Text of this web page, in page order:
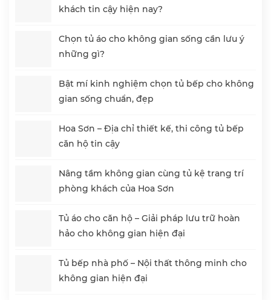
khách tin cậy hiện nay?
Chọn tủ áo cho không gian sống cần lưu ý
những gì?
Bật mí kinh nghiệm chọn tủ bếp cho không
gian sống chuẩn, đẹp
Hoa Sơn – Địa chỉ thiết kế, thi công tủ bếp
căn hộ tin cậy
Nâng tầm không gian cùng tủ kệ trang trí
phòng khách của Hoa Sơn
Tủ áo cho căn hộ – Giải pháp lưu trữ hoàn
hảo cho không gian hiện đại
Tủ bếp nhà phố – Nội thất thông minh cho
không gian hiện đại